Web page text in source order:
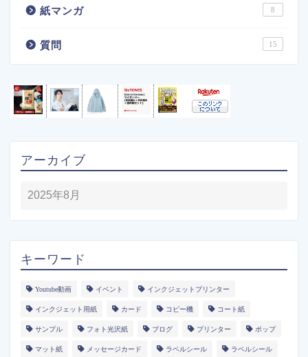
紙マンガ 8
質問 15
アーカイブ
キーワード
Youtube動画 イベント インクジェットプリンター
インクジェット用紙 カード コピー機 コート紙
サンプル フォト光沢紙 ブログ プリンター ポップ
マット紙 メッセージカード ラベルシール ラベルシール